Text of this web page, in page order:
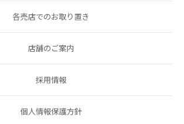
各売店でのお取り置き
店舗のご案内
採用情報
個人情報保護方針